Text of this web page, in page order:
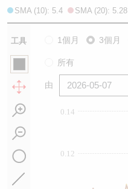
SMA (10): 5.4 SMA (20): 5.28
工具 1個月 3個月
所有
由
0.12
0.14